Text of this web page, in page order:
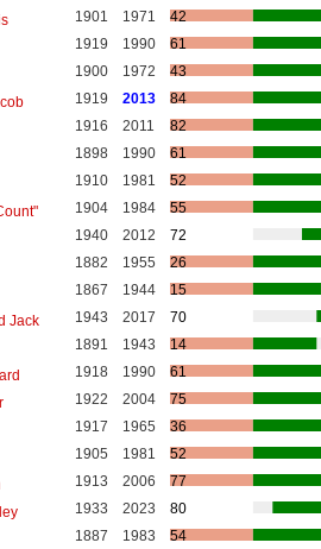
1901 1971
42
1919 1990
61
1900 1972
43
1919 2013
84
1916 2011
82
1898 1990
61
1910 1981
52
1904 1984
55
1940 2012
72
1882 1955
26
1867 1944
15
Jack 1943 2017
70
1891 1943
14
1918 1990
61
1922 2004
75
1917 1965
36
1905 1981
52
1913 2006
77
1933 2023
80
1887 1983
54